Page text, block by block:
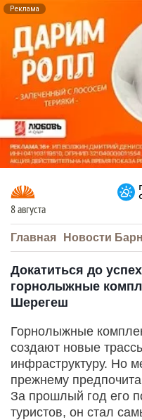
Реклама
8 августа
Главная Новости
Докатиться до
горнолыжные
Шерегеш
Горнолыжные
создают новые
инфраструктуру. Но
прежнему
За прошлый год его
туристов, он стал